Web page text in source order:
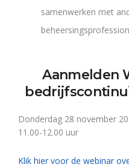
samenwerken met
Aanmelden
Donderdag 28 november
11.00-12.00 uur
Klik hier voor de webinar